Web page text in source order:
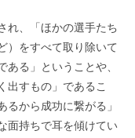
れ、「ほかの選手たち
）をすべて取り除いて
る」ということや、
出すもの」であるこ
から成功に繋がる」
面持ちで耳を傾けてい